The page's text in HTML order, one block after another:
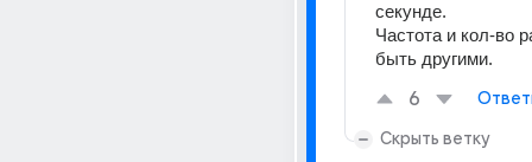
секунде.
Частота и кол-во
быть другими.
6
Скрыть ветку